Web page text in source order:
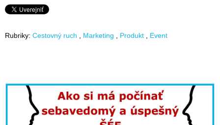
Rubriky: Cestovný ruch Marketing Produkt Event